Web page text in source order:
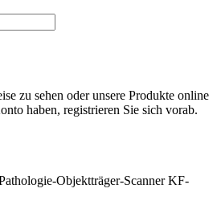
zu sehen oder unsere Produkte online
haben, registrieren Sie sich vorab.
Objektträger-Scanner KF-